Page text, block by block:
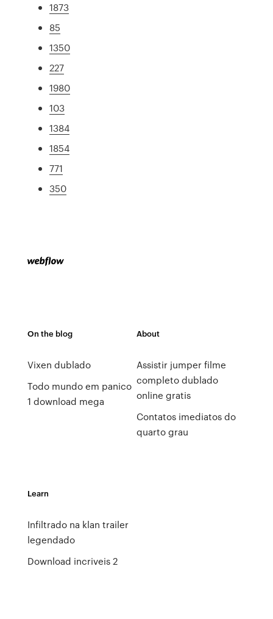
1873
85
1350
227
1980
103
1384
1854
771
350
On the blog
Vixen dublado
Todo mundo em panico
1 download mega
About
Assistir jumper filme
completo dublado
online gratis
Contatos imediatos do
quarto grau
Learn
Infiltrado na klan trailer
legendado
Download incriveis 2